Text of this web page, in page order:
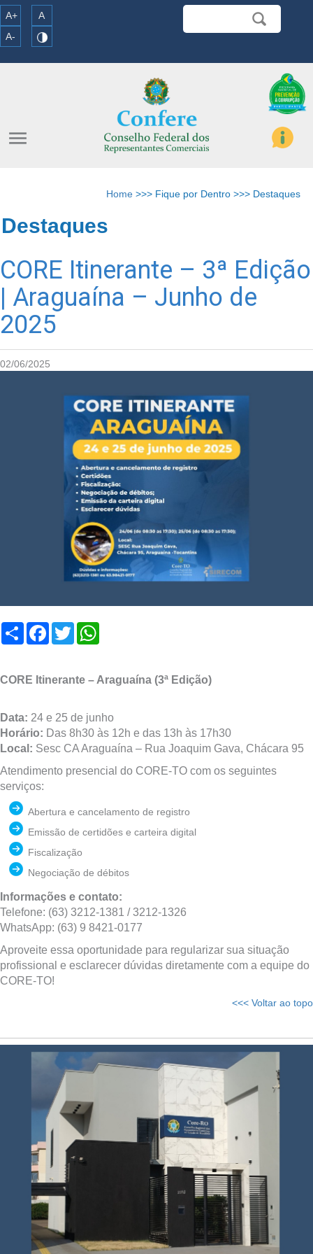
A+
A
A-
menu
Home >>> Fique por Dentro >>> Destaques
Destaques
CORE Itinerante – 3ª Edição
| Araguaína – Junho de
2025
02/06/2025
Compartilhar
Facebook
Twitter
CORE Itinerante – Araguaína (3ª Edição)
Data: 24 e 25 de junho
Horário: Das 8h30 às 12h e das 13h às 17h30
Local: Sesc CA Araguaína – Rua Joaquim Gava, Chácara 95
Atendimento presencial do CORE-TO com os seguintes
serviços:
Abertura e cancelamento de registro
Emissão de certidões e carteira digital
Fiscalização
Negociação de débitos
Informações e contato:
Telefone: (63) 3212-1381 / 3212-1326
WhatsApp: (63) 9 8421-0177
Aproveite essa oportunidade para regularizar sua situação
profissional e esclarecer dúvidas diretamente com a equipe do
CORE-TO!
<<< Voltar ao topo